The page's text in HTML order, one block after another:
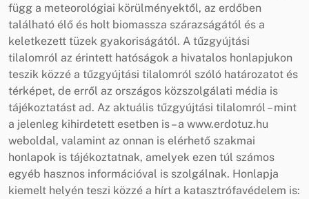
függ a meteorológiai körülményektől, az erdőben
található élő és holt biomassza szárazságától és a
keletkezett tüzek gyakoriságától. A tűzgyújtási
tilalomról az érintett hatóságok a hivatalos honlapjukon
teszik közzé a tűzgyújtási tilalomról szóló határozatot és
térképet, de erről az országos közszolgálati média is
tájékoztatást ad. Az aktuális tűzgyújtási tilalomról – mint
a jelenleg kihirdetett esetben is – a www.erdotuz.hu
weboldal, valamint az onnan is elérhető szakmai
honlapok is tájékoztatnak, amelyek ezen túl számos
egyéb hasznos információval is szolgálnak. Honlapja
kiemelt helyén teszi közzé a hírt a katasztrófavédelem is: